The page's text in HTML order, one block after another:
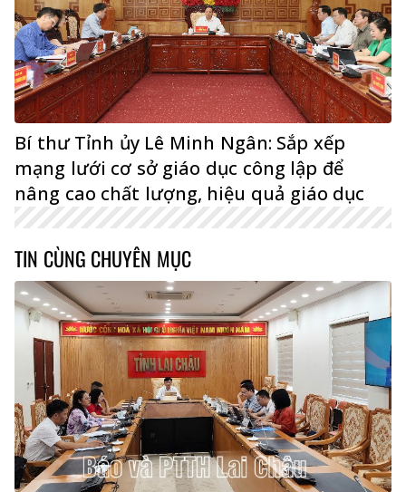
Bí thư Tỉnh ủy Lê Minh Ngân: Sắp xếp
mạng lưới cơ sở giáo dục công lập để
nâng cao chất lượng, hiệu quả giáo dục
TIN CÙNG CHUYÊN MỤC